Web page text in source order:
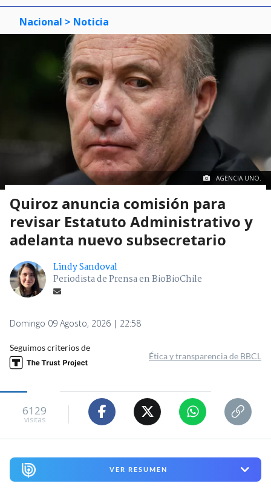
Nacional > Noticia
AGENCIA UNO.
Quiroz anuncia comisión para
revisar Estatuto Administrativo y
adelanta nuevo subsecretario
Lindy Sandoval
Periodista de Prensa en BioBioChile
Domingo 09 Agosto, 2026 | 22:58
Seguimos criterios de
Ética y transparencia de BBCL
6129
visitas
VER RESUMEN